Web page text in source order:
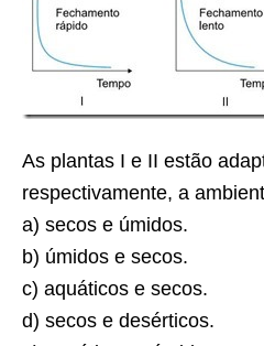
As plantas I e II estão
respectivamente, a
a) secos e úmidos.
b) úmidos e secos.
c) aquáticos e secos.
d) secos e desérticos.